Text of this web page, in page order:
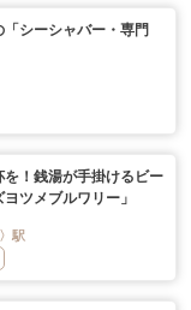
シーシャバー・専門
！銭湯が手掛けるビー
ツメブルワリー」
駅